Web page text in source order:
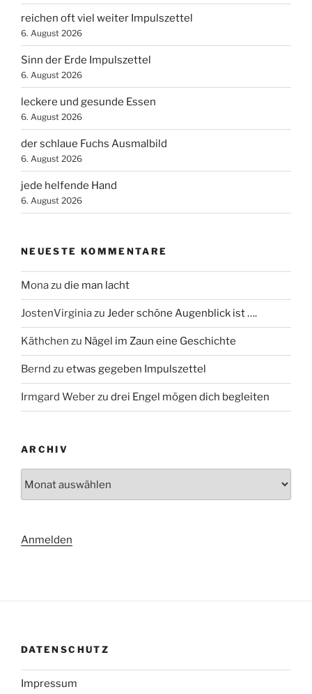
reichen oft viel weiter Impulszettel
6. August 2026
Sinn der Erde Impulszettel
6. August 2026
leckere und gesunde Essen
6. August 2026
der schlaue Fuchs Ausmalbild
6. August 2026
jede helfende Hand
6. August 2026
NEUESTE KOMMENTARE
Monazu die man lacht
JostenVirginiazu Jeder schöne Augenblick ist ….
Käthchen zu Nägel im Zaun eine Geschichte
Bernd zu etwas gegeben Impulszettel
Irmgard Weberzu drei Engel mögen dich begleiten
ARCHIV
Anmelden
DATENSCHUTZ
Impressum